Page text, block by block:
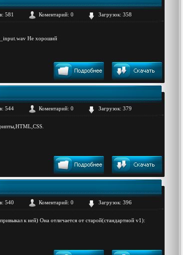
581 Коментарий: 0 Загрузок: 358
Не хороший
544 Коментарий: 0 Загрузок: 379
540 Коментарий: 0 Загрузок: 396
к ней) Она отличается от старой(стандартной v1):